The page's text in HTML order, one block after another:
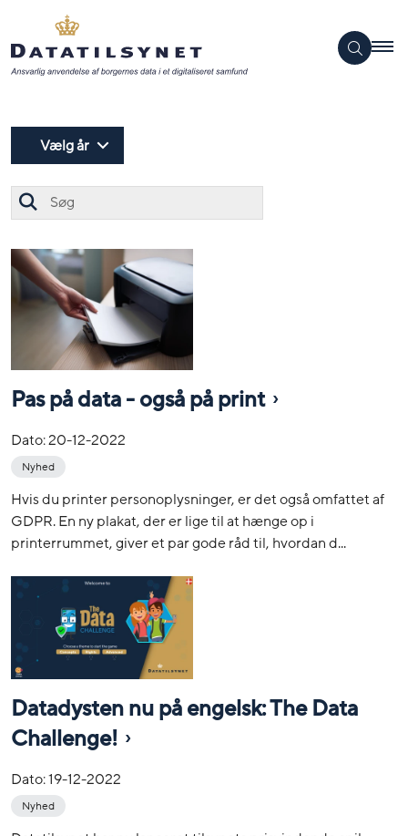
Vælg år
Pas på data - også på print
Dato:20-12-2022
Nyhed
Hvis du printer personoplysninger, er det også omfattet af
GDPR. En ny plakat, der er lige til at hænge op i
printerrummet, giver et par gode råd til, hvordan d...
Datadysten nu på engelsk: The Data
Challenge!
Dato:19-12-2022
Nyhed